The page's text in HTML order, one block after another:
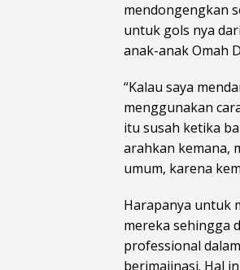
mendongengkan
untuk gols nya
anak-anak Omah
“Kalau saya
menggunakan
itu susah ketika
arahkan kemana,
umum, karena
Harapanya untuk
mereka sehingga
professional
berimajinasi. Hal